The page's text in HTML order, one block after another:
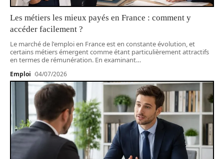
Les métiers les mieux payés en France : comment y
accéder facilement ?
Le marché de l'emploi en France est en constante évolution, et
certains métiers émergent comme étant particulièrement attractifs
en termes de rémunération. En examinant…
Emploi 04/07/2026